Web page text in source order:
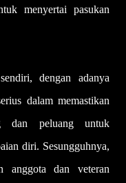
menyertai pasukan
dengan adanya
dalam memastikan
dan peluang untuk
diri. Sesungguhnya,
anggota dan veteran